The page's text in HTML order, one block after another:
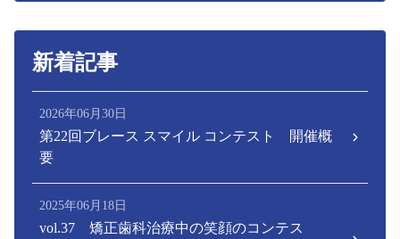
新着記事
2026年06月30日
第22回ブレース スマイル コンテスト 開催概
要
2025年06月18日
vol.37 矯正歯科治療中の笑顔のコンテス